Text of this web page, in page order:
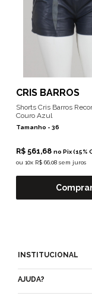
CRIS BARROS
Shorts Cris Barros
Couro Azul
Tamanho - 36
R$ 561,68 no Pix (15%
ou 10x R$ 66,08 sem juros
INSTITUCIONAL
AJUDA?